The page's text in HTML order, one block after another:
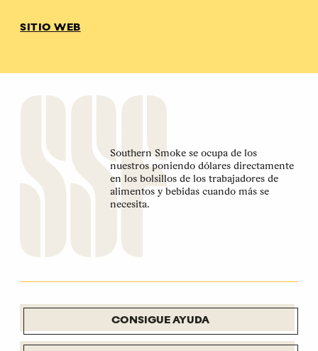
SITIO WEB
Southern Smoke se ocupa de los
nuestros poniendo dólares directamente
en los bolsillos de los trabajadores de
alimentos y bebidas cuando más se
necesita.
CONSIGUE AYUDA